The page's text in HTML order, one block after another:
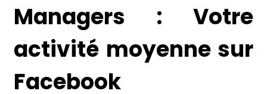
Managers : Votre
activité moyenne sur
Facebook